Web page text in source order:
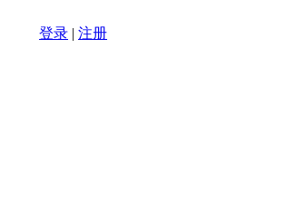
登录 | 注册